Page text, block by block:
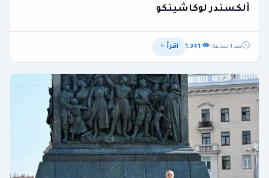
ألكسندر لوكاشينكو
منذ 1 ساعة · اقرأ